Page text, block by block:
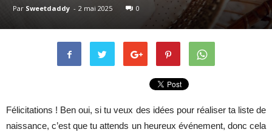
Par Sweetdaddy - 2 mai 2025 0
Félicitations ! Ben oui, si tu veux des idées pour réaliser ta liste de
naissance, c’est que tu attends un heureux événement, donc cela